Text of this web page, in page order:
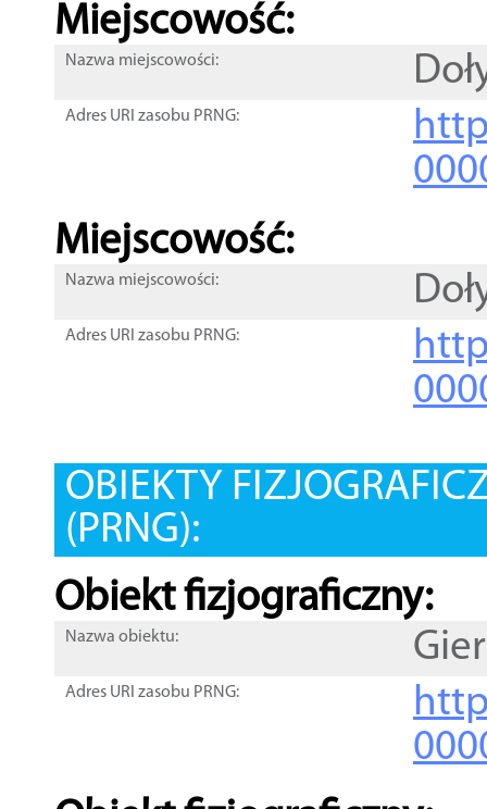
Miejscowość:
Nazwa miejscowości:
Adres URI zasobu PRNG:
Miejscowość:
Nazwa miejscowości:
Adres URI zasobu PRNG:
OBIEKTY
(PRNG):
Obiekt fizjograficzny:
Nazwa obiektu:
Adres URI zasobu PRNG: